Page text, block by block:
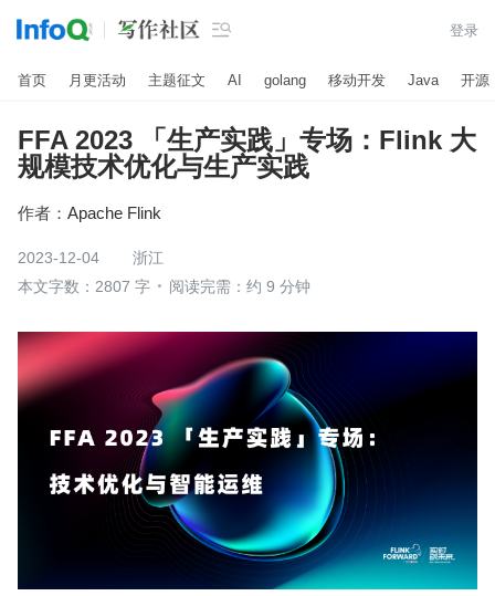
 登录
首页 月更活动 主题征文 AI golang 移动开发 Java 开源
FFA 2023 「生产实践」专场：Flink 大
规模技术优化与生产实践
作者： Apache Flink
2023-12-04
浙江
本文字数：2807 字
阅读完需：约 9 分钟